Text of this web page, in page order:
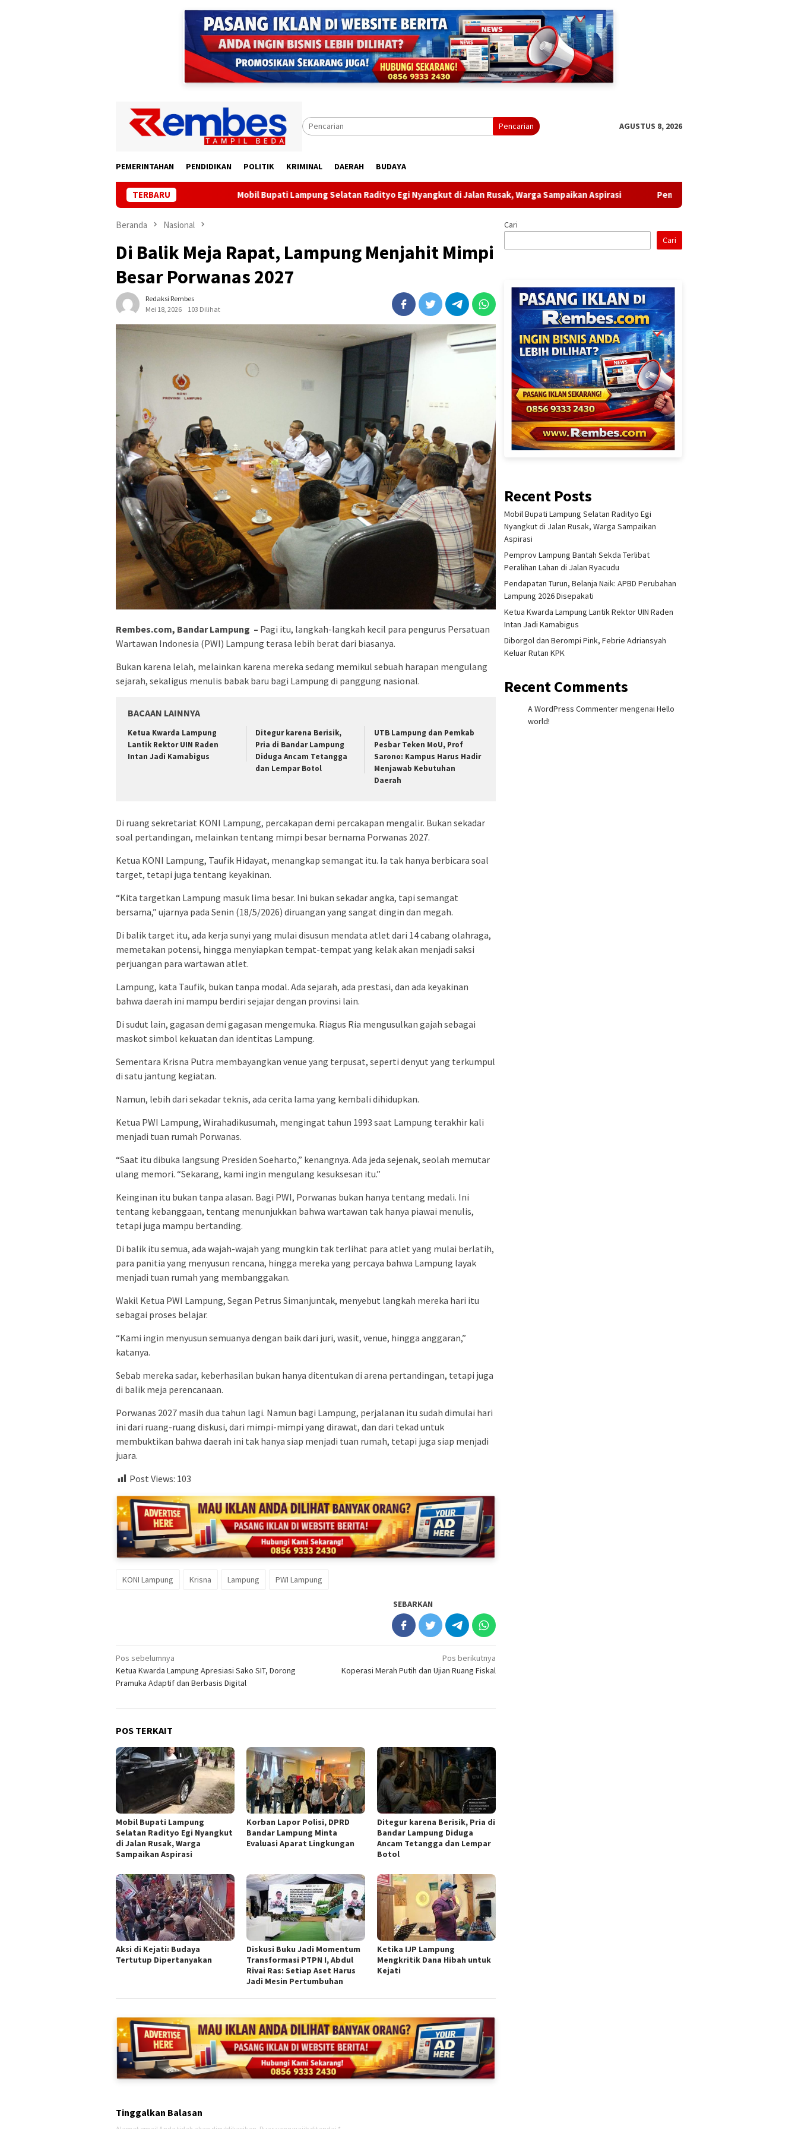
Pencarian AGUSTUS 8, 2026
PEMERINTAHAN PENDIDIKAN POLITIK KRIMINAL DAERAH BUDAYA
TERBARUMobil Bupati Lampung Selatan Radityo Egi Nyangkut di Jalan Rusak, Warga Sampaikan Aspirasi Pemprov Lampung Bantah Sekda Terlibat Peralihan
Beranda Nasional
Di Balik Meja Rapat, Lampung Menjahit Mimpi
Besar Porwanas 2027
Redaksi Rembes
Mei 18, 2026
103 Dilihat
Rembes.com, Bandar Lampung – Pagi itu, langkah-langkah kecil para pengurus Persatuan
Wartawan Indonesia (PWI) Lampung terasa lebih berat dari biasanya.
Bukan karena lelah, melainkan karena mereka sedang memikul sebuah harapan mengulang
sejarah, sekaligus menulis babak baru bagi Lampung di panggung nasional.
BACAAN LAINNYA
Ketua Kwarda Lampung
Lantik Rektor UIN Raden
Intan Jadi Kamabigus
Ditegur karena Berisik,
Pria di Bandar Lampung
Diduga Ancam Tetangga
dan Lempar Botol
UTB Lampung dan Pemkab
Pesbar Teken MoU, Prof
Sarono: Kampus Harus Hadir
Menjawab Kebutuhan
Daerah
Di ruang sekretariat KONI Lampung, percakapan demi percakapan mengalir. Bukan sekadar
soal pertandingan, melainkan tentang mimpi besar bernama Porwanas 2027.
Ketua KONI Lampung, Taufik Hidayat, menangkap semangat itu. Ia tak hanya berbicara soal
target, tetapi juga tentang keyakinan.
“Kita targetkan Lampung masuk lima besar. Ini bukan sekadar angka, tapi semangat
bersama,” ujarnya pada Senin (18/5/2026) diruangan yang sangat dingin dan megah.
Di balik target itu, ada kerja sunyi yang mulai disusun mendata atlet dari 14 cabang olahraga,
memetakan potensi, hingga menyiapkan tempat-tempat yang kelak akan menjadi saksi
perjuangan para wartawan atlet.
Lampung, kata Taufik, bukan tanpa modal. Ada sejarah, ada prestasi, dan ada keyakinan
bahwa daerah ini mampu berdiri sejajar dengan provinsi lain.
Di sudut lain, gagasan demi gagasan mengemuka. Riagus Ria mengusulkan gajah sebagai
maskot simbol kekuatan dan identitas Lampung.
Sementara Krisna Putra membayangkan venue yang terpusat, seperti denyut yang terkumpul
di satu jantung kegiatan.
Namun, lebih dari sekadar teknis, ada cerita lama yang kembali dihidupkan.
Ketua PWI Lampung, Wirahadikusumah, mengingat tahun 1993 saat Lampung terakhir kali
menjadi tuan rumah Porwanas.
“Saat itu dibuka langsung Presiden Soeharto,” kenangnya. Ada jeda sejenak, seolah memutar
ulang memori. “Sekarang, kami ingin mengulang kesuksesan itu.”
Keinginan itu bukan tanpa alasan. Bagi PWI, Porwanas bukan hanya tentang medali. Ini
tentang kebanggaan, tentang menunjukkan bahwa wartawan tak hanya piawai menulis,
tetapi juga mampu bertanding.
Di balik itu semua, ada wajah-wajah yang mungkin tak terlihat para atlet yang mulai berlatih,
para panitia yang menyusun rencana, hingga mereka yang percaya bahwa Lampung layak
menjadi tuan rumah yang membanggakan.
Wakil Ketua PWI Lampung, Segan Petrus Simanjuntak, menyebut langkah mereka hari itu
sebagai proses belajar.
“Kami ingin menyusun semuanya dengan baik dari juri, wasit, venue, hingga anggaran,”
katanya.
Sebab mereka sadar, keberhasilan bukan hanya ditentukan di arena pertandingan, tetapi juga
di balik meja perencanaan.
Porwanas 2027 masih dua tahun lagi. Namun bagi Lampung, perjalanan itu sudah dimulai hari
ini dari ruang-ruang diskusi, dari mimpi-mimpi yang dirawat, dan dari tekad untuk
membuktikan bahwa daerah ini tak hanya siap menjadi tuan rumah, tetapi juga siap menjadi
juara.
Post Views: 103
KONI Lampung Krisna Lampung PWI Lampung
SEBARKAN
Navigasi
pos
Pos sebelumnya
Ketua Kwarda Lampung Apresiasi Sako SIT, Dorong
Pramuka Adaptif dan Berbasis Digital
Pos berikutnya
Koperasi Merah Putih dan Ujian Ruang Fiskal
POS TERKAIT
Mobil Bupati Lampung
Selatan Radityo Egi Nyangkut
di Jalan Rusak, Warga
Sampaikan Aspirasi
Korban Lapor Polisi, DPRD
Bandar Lampung Minta
Evaluasi Aparat Lingkungan
Ditegur karena Berisik, Pria di
Bandar Lampung Diduga
Ancam Tetangga dan Lempar
Botol
Aksi di Kejati: Budaya
Tertutup Dipertanyakan
Diskusi Buku Jadi Momentum
Transformasi PTPN I, Abdul
Rivai Ras: Setiap Aset Harus
Jadi Mesin Pertumbuhan
Ketika IJP Lampung
Mengkritik Dana Hibah untuk
Kejati
Tinggalkan Balasan
Cari
Cari
Recent Posts
Mobil Bupati Lampung Selatan Radityo Egi
Nyangkut di Jalan Rusak, Warga Sampaikan
Aspirasi
Pemprov Lampung Bantah Sekda Terlibat
Peralihan Lahan di Jalan Ryacudu
Pendapatan Turun, Belanja Naik: APBD Perubahan
Lampung 2026 Disepakati
Ketua Kwarda Lampung Lantik Rektor UIN Raden
Intan Jadi Kamabigus
Diborgol dan Berompi Pink, Febrie Adriansyah
Keluar Rutan KPK
Recent Comments
A WordPress CommentermengenaiHello
world!